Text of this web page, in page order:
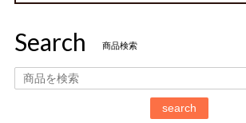
Search 商品検索
search